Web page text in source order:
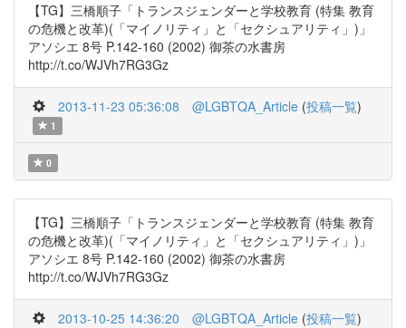
【TG】三橋順子「トランスジェンダーと学校教育 (特集 教育
の危機と改革)(「マイノリティ」と「セクシュアリティ」)」
アソシエ 8号 P.142-160 (2002) 御茶の水書房
http://t.co/WJVh7RG3Gz
2013-11-23 05:36:08 @LGBTQA_Article (投稿一覧)
1
0
【TG】三橋順子「トランスジェンダーと学校教育 (特集 教育
の危機と改革)(「マイノリティ」と「セクシュアリティ」)」
アソシエ 8号 P.142-160 (2002) 御茶の水書房
http://t.co/WJVh7RG3Gz
2013-10-25 14:36:20 @LGBTQA_Article (投稿一覧)